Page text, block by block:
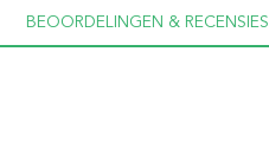
BEOORDELINGEN & RECENSIES